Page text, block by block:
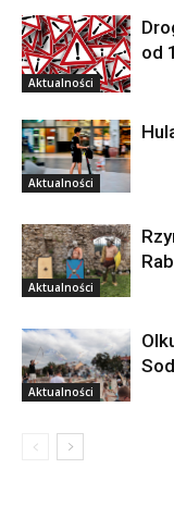
Aktualności
od
Aktualności
Aktualności
Aktualności